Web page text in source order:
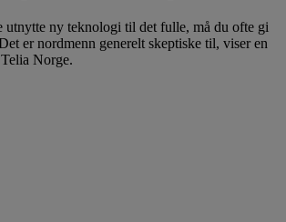
utnytte ny teknologi til det fulle, må du ofte gi
er nordmenn generelt skeptiske til, viser en
Norge.